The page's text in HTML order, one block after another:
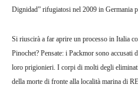
Dignidad” rifugiatosi nel 2009 in Germania
Si riuscirà a far aprire un processo in Italia
Pinochet? Pensate: i Packmor sono accusati
loro prigionieri. I corpi di molti degli
della morte di fronte alla località marina di